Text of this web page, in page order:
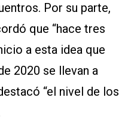
Por su parte,
que “hace tres
a esta idea que
2020 se llevan a
“el nivel de los